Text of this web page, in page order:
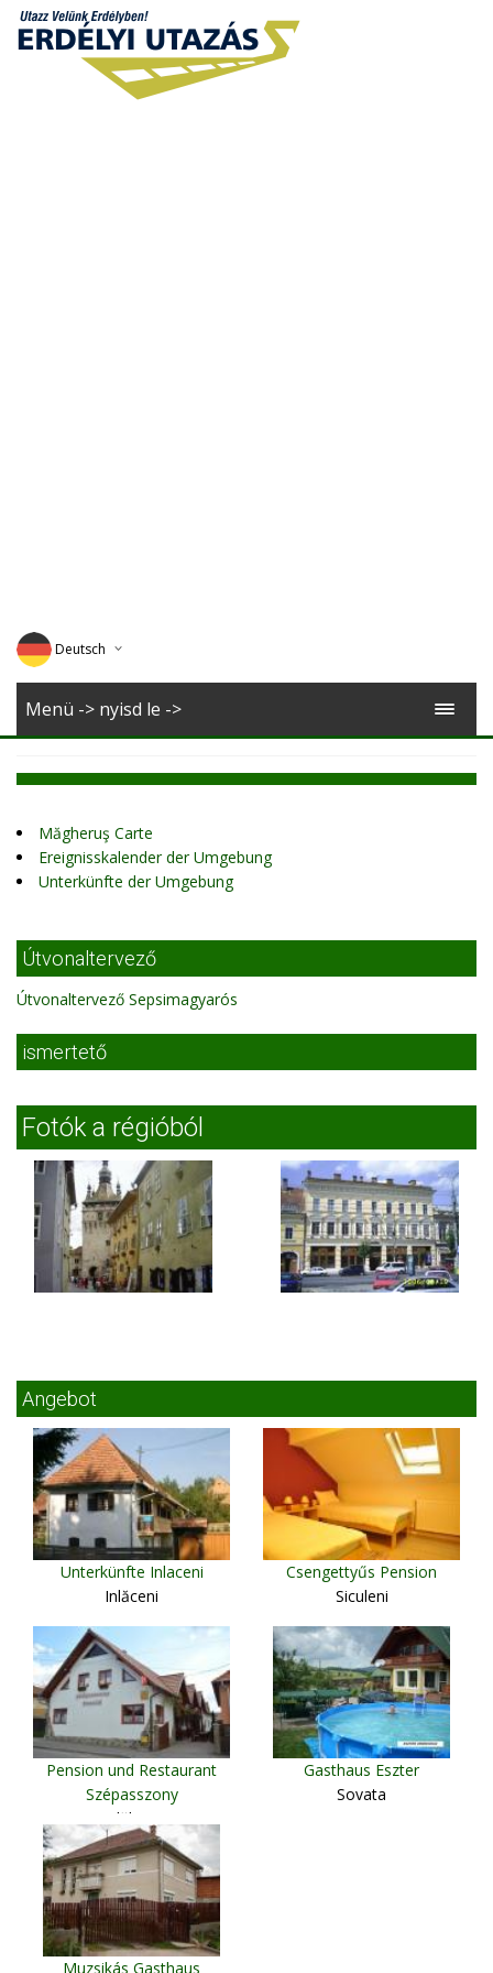
Deutsch
English
Menü -> nyisd le ->
Măgheruş Carte
Ereignisskalender der Umgebung
Unterkünfte der Umgebung
Útvonaltervező
Útvonaltervező Sepsimagyarós
ismertető
Fotók a régióból
Angebot
Unterkünfte Inlaceni
Inlăceni
Csengettyűs Pension
Siculeni
Pension und Restaurant
Szépasszony
Vlăhiţa
Gasthaus Eszter
Sovata
Muzsikás Gasthaus